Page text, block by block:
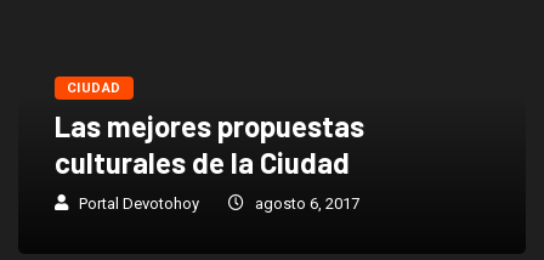
CIUDAD
Las mejores propuestas
culturales de la Ciudad
Portal Devotohoy agosto 6, 2017